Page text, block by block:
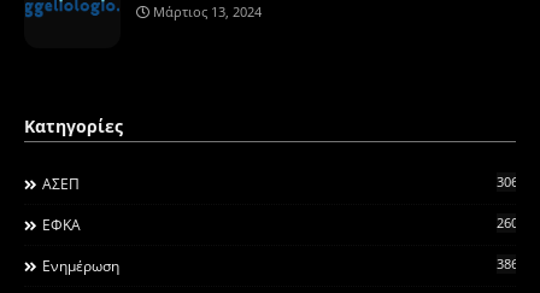
Μάρτιος 13, 2024
Κατηγορίες
ΑΣΕΠ 306
ΕΦΚΑ 260
Ενημέρωση 3868